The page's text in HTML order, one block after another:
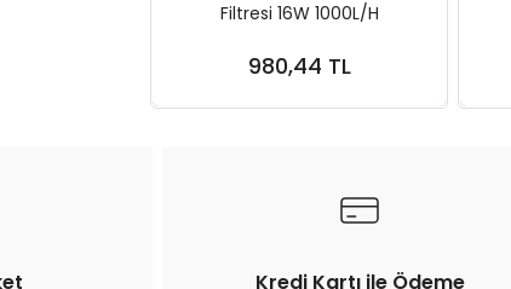
Filtresi 16W 1000L/H
980,44 TL
Sepete Ekle
Kredi Kartı ile Ödeme